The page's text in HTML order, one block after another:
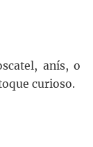
anís, o
curioso.